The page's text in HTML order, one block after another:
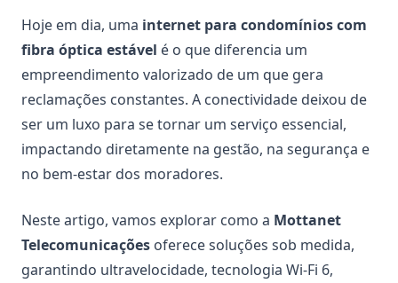
Hoje em dia, uma internet para condomínios com
fibra óptica estável é o que diferencia um
empreendimento valorizado de um que gera
reclamações constantes. A conectividade deixou de
ser um luxo para se tornar um serviço essencial,
impactando diretamente na gestão, na segurança e
no bem-estar dos moradores.
Neste artigo, vamos explorar como a Mottanet
Telecomunicações oferece soluções sob medida,
garantindo ultravelocidade, tecnologia Wi-Fi 6,